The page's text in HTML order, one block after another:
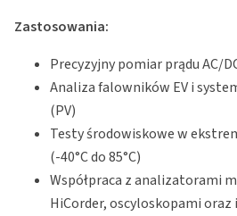
Zastosowania:
Precyzyjny pomiar prądu AC/
Analiza falowników EV i
(PV)
Testy środowiskowe w
(-40°C do 85°C)
Współpraca z analizatorami
HiCorder, oscyloskopami